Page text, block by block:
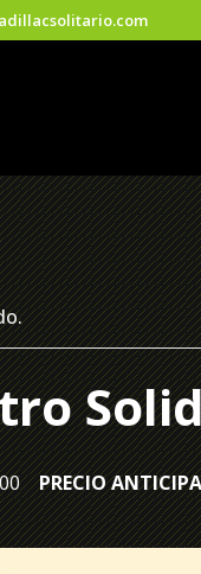
PRECIO